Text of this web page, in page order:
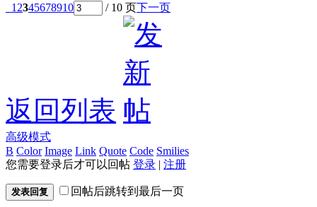
1 2345678910 / 10 页下一页
返回列表
高级模式
B Color Image Link Quote Code Smilies
您需要登录后才可以回帖 登录 | 注册
发表回复 回帖后跳转到最后一页